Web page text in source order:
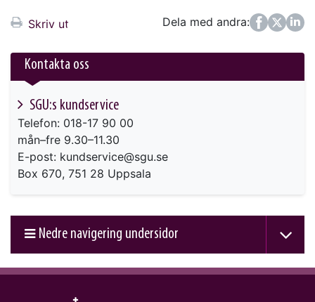
Skriv ut Dela med andra:
FacebookTwitter
LinkedIn
Kontakta oss
SGU:s kundservice
Telefon: 018-17 90 00
mån–fre 9.30–11.30
E-post: kundservice@sgu.se
Box 670, 751 28 Uppsala
Nedre navigering undersidor